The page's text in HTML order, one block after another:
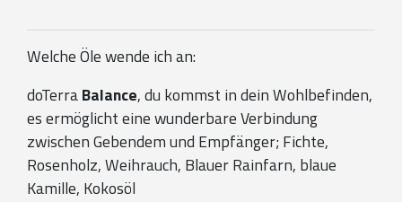
Welche Öle wende ich an:
doTerraBalance, du kommst in dein Wohlbefinden,
es ermöglicht eine wunderbare Verbindung
zwischen Gebendem und Empfänger; Fichte,
Rosenholz, Weihrauch, Blauer Rainfarn, blaue
Kamille, Kokosöl